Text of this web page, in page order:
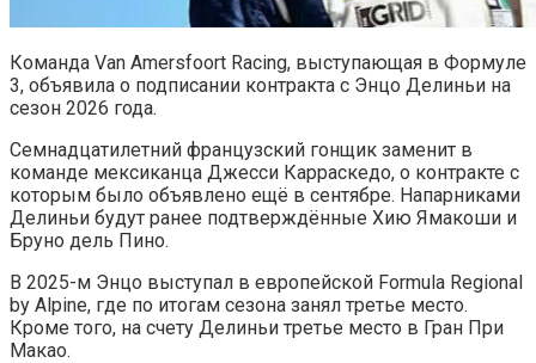
Команда Van Amersfoort Racing, выступающая в Формуле
3, объявила о подписании контракта с Энцо Делиньи на
сезон 2026 года.
Семнадцатилетний французский гонщик заменит в
команде мексиканца Джесси Карраскедо, о контракте с
которым было объявлено ещё в сентябре. Напарниками
Делиньи будут ранее подтверждённые Хию Ямакоши и
Бруно дель Пино.
В 2025-м Энцо выступал в европейской Formula Regional
by Alpine, где по итогам сезона занял третье место.
Кроме того, на счету Делиньи третье место в Гран При
Макао.